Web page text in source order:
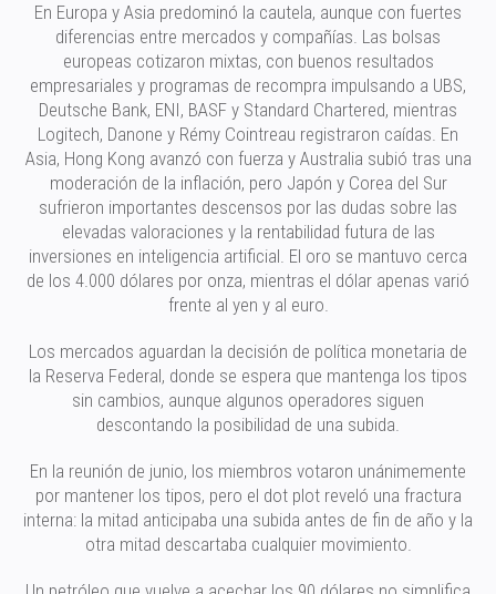
En Europa y Asia predominó la cautela, aunque con fuertes
diferencias entre mercados y compañías. Las bolsas
europeas cotizaron mixtas, con buenos resultados
empresariales y programas de recompra impulsando a UBS,
Deutsche Bank, ENI, BASF y Standard Chartered, mientras
Logitech, Danone y Rémy Cointreau registraron caídas. En
Asia, Hong Kong avanzó con fuerza y Australia subió tras una
moderación de la inflación, pero Japón y Corea del Sur
sufrieron importantes descensos por las dudas sobre las
elevadas valoraciones y la rentabilidad futura de las
inversiones en inteligencia artificial. El oro se mantuvo cerca
de los 4.000 dólares por onza, mientras el dólar apenas varió
frente al yen y al euro.
Los mercados aguardan la decisión de política monetaria de
la Reserva Federal, donde se espera que mantenga los tipos
sin cambios, aunque algunos operadores siguen
descontando la posibilidad de una subida.
En la reunión de junio, los miembros votaron unánimemente
por mantener los tipos, pero el dot plot reveló una fractura
interna: la mitad anticipaba una subida antes de fin de año y la
otra mitad descartaba cualquier movimiento.